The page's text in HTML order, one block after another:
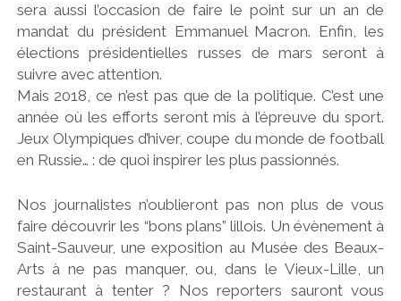
sera aussi l’occasion de faire le point sur un an de
mandat du président Emmanuel Macron. Enfin, les
élections présidentielles russes de mars seront à
suivre avec attention.
Mais 2018, ce n’est pas que de la politique. C’est une
année où les efforts seront mis à l’épreuve du sport.
Jeux Olympiques d’hiver, coupe du monde de football
en Russie… : de quoi inspirer les plus passionnés.
Nos journalistes n’oublieront pas non plus de vous
faire découvrir les “bons plans” lillois. Un évènement à
Saint-Sauveur, une exposition au Musée des Beaux-
Arts à ne pas manquer, ou, dans le Vieux-Lille, un
restaurant à tenter ? Nos reporters sauront vous